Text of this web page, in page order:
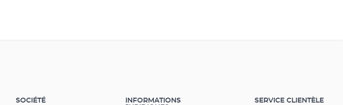
SOCIÉTÉ
INFORMATIONS
SERVICE CLIENTÈLE